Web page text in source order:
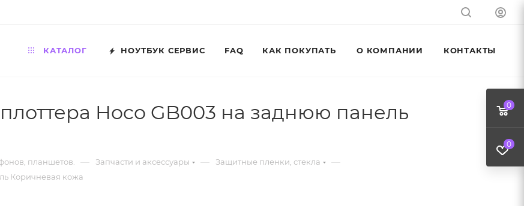
КАТАЛОГ НОУТБУК СЕРВИС FAQ КАК ПОКУПАТЬ О КОМПАНИИ КОНТАКТЫ
Hoco GB003 на заднюю панель
планшетов. — Запчасти и аксессуары — Защитные пленки, стекла —
Коричневая кожа
0
0